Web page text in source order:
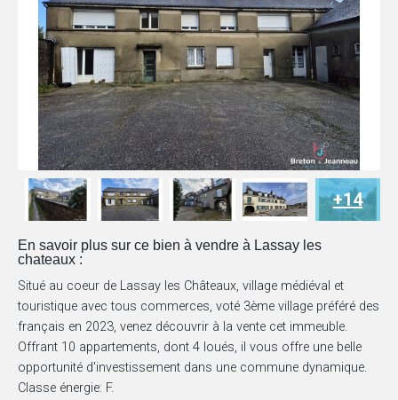
+14
En savoir plus sur ce bien à vendre à Lassay les
chateaux :
Situé au coeur de Lassay les Châteaux, village médiéval et
touristique avec tous commerces, voté 3ème village préféré des
français en 2023, venez découvrir à la vente cet immeuble.
Offrant 10 appartements, dont 4 loués, il vous offre une belle
opportunité d'investissement dans une commune dynamique.
Classe énergie: F.